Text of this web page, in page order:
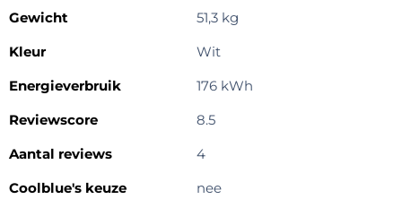
Gewicht
51,3 kg
Kleur
Wit
Energieverbruik
176 kWh
Reviewscore
8.5
Aantal reviews
4
Coolblue's keuze
nee